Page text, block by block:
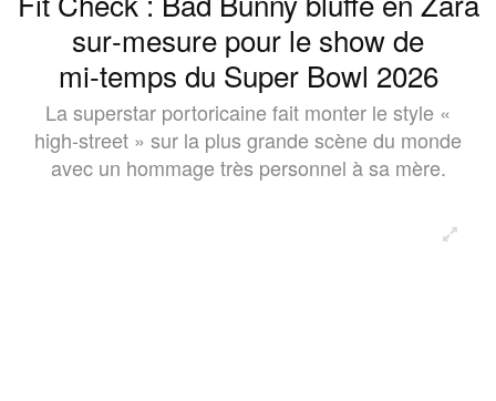
sur‑mesure pour le show de
mi‑temps du Super Bowl 2026
La superstar portoricaine fait monter le style «
high‑street » sur la plus grande scène du monde
avec un hommage très personnel à sa mère.